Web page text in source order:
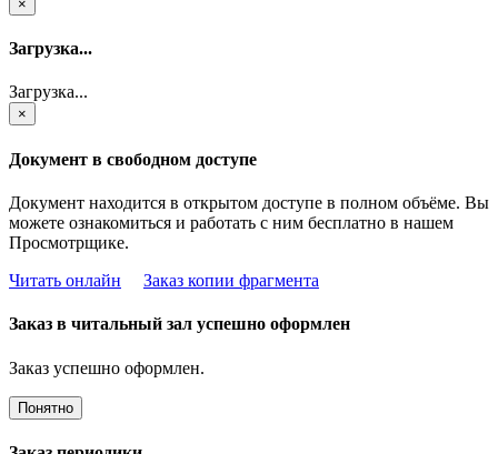
×
Загрузка...
Загрузка...
×
Документ в свободном доступе
Документ находится в открытом доступе в полном объёме. Вы
можете ознакомиться и работать с ним бесплатно в нашем
Просмотрщике.
Читать онлайн
Заказ копии фрагмента
Заказ в читальный зал успешно оформлен
Заказ успешно оформлен.
Понятно